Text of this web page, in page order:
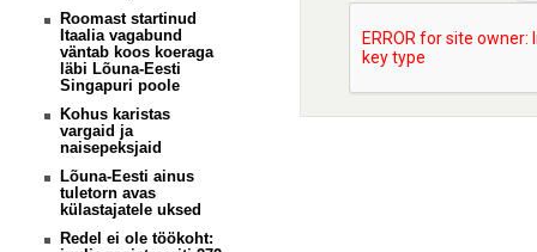
Roomast startinud
Itaalia vagabund
väntab koos koeraga
läbi Lõuna-Eesti
Singapuri poole
Kohus karistas
vargaid ja
naisepeksjaid
Lõuna-Eesti ainus
tuletorn avas
külastajatele uksed
Redel ei ole töökoht: